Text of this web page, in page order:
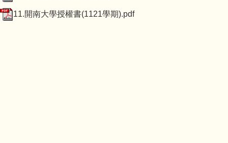
11.開南大學授權書(1121學期).pdf